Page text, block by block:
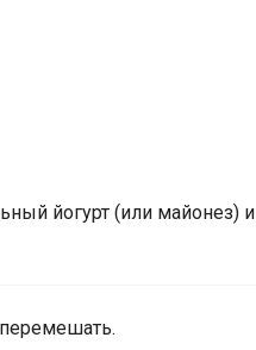
йогурт (или майонез) и